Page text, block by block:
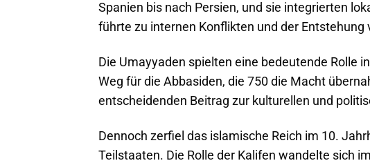
Spanien bis nach Persien, und sie integrierten
führte zu internen Konflikten und der
Die Umayyaden spielten eine bedeutende Rolle
Weg für die Abbasiden, die 750 die Macht
entscheidenden Beitrag zur kulturellen und
Dennoch zerfiel das islamische Reich im 10.
Teilstaaten. Die Rolle der Kalifen wandelte sich